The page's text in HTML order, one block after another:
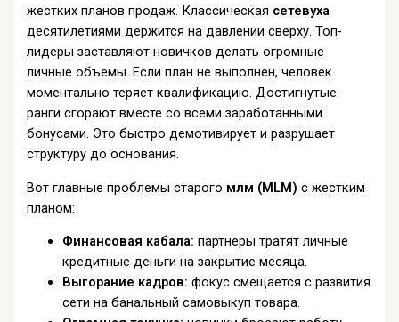
жестких планов продаж. Классическая сетевуха
десятилетиями держится на давлении сверху. Топ-
лидеры заставляют новичков делать огромные
личные объемы. Если план не выполнен, человек
моментально теряет квалификацию. Достигнутые
ранги сгорают вместе со всеми заработанными
бонусами. Это быстро демотивирует и разрушает
структуру до основания.
Вот главные проблемы старого млм (MLM) с жестким
планом:
Финансовая кабала: партнеры тратят личные
кредитные деньги на закрытие месяца.
Выгорание кадров: фокус смещается с развития
сети на банальный самовыкуп товара.